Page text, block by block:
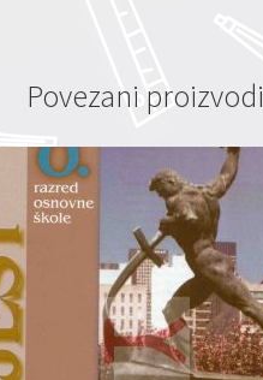
Povezani proizvodi